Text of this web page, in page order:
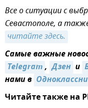
Все о ситуации с
Севастополе, а
читайте здесь.
Самые важные
Telegram, Дзен и
нами в
Читайте также на